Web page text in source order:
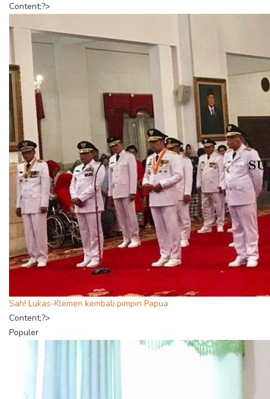
Content;?>
Sah! Lukas-Klemen kembali pimpin Papua
Content;?>
Populer